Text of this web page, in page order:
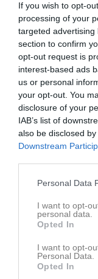
If you wish to opt-
processing of your
targeted
section to confirm
opt-out request is
interest-based ads
us or personal
your opt-out. You
disclosure of your
IAB’s list of
also be disclosed
Downstream
Personal Data
I want to opt-
personal data.
Opted In
I want to opt-
Personal Data.
Opted In
så var inte fallet. Vi
planhalva men har
BK kred hur
kontringar och tre
förberedda på hur
kontringar avdelas
Vi ska inte förringa
försvarspel fast vi
Tycker inte vi ska
har en spelare i mål
Bandy o är målis där.
tycker hon är hjälte
alla har hinder. ??
idag. Många gör en
det i en förlustmatch.
Nu tar vi paus några
Tack för detta år alla